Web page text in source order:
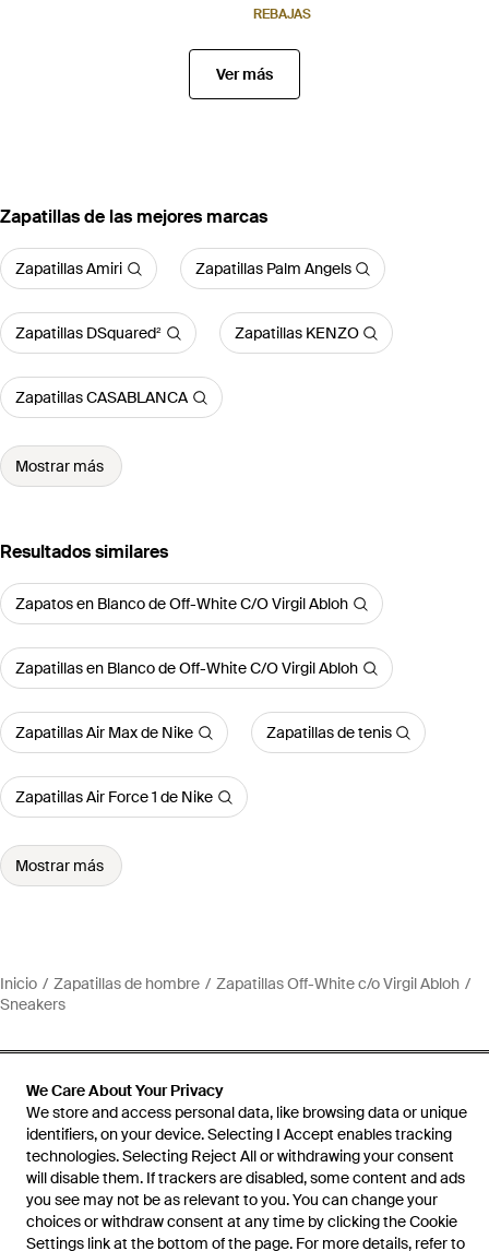
We Care About Your Privacy
We store and access personal data, like browsing data or unique
identifiers, on your device. Selecting I Accept enables tracking
technologies. Selecting Reject All or withdrawing your consent
will disable them. If trackers are disabled, some content and ads
you see may not be as relevant to you. You can change your
choices or withdraw consent at any time by clicking the Cookie
Settings link at the bottom of the page. For more details, refer to
REBAJAS
Ver más
Zapatillas de las mejores marcas
Zapatillas Amiri Zapatillas Palm Angels
Zapatillas DSquared² Zapatillas KENZO
Zapatillas CASABLANCA
Mostrar más
Resultados similares
Zapatos en Blanco de Off-White C/O Virgil Abloh
Zapatillas en Blanco de Off-White C/O Virgil Abloh
Zapatillas Air Max de Nike Zapatillas de tenis
Zapatillas Air Force 1 de Nike
Mostrar más
Inicio Zapatillas de hombre
Zapatillas Off-White c/o Virgil Abloh
Sneakers
Ayuda e información